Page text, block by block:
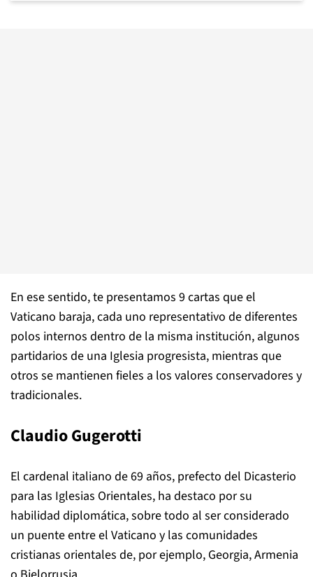
En ese sentido, te presentamos 9 cartas que el
Vaticano baraja, cada uno representativo de diferentes
polos internos dentro de la misma institución, algunos
partidarios de una Iglesia progresista, mientras que
otros se mantienen fieles a los valores conservadores y
tradicionales.
Claudio Gugerotti
El cardenal italiano de 69 años, prefecto del Dicasterio
para las Iglesias Orientales, ha destaco por su
habilidad diplomática, sobre todo al ser considerado
un puente entre el Vaticano y las comunidades
cristianas orientales de, por ejemplo, Georgia, Armenia